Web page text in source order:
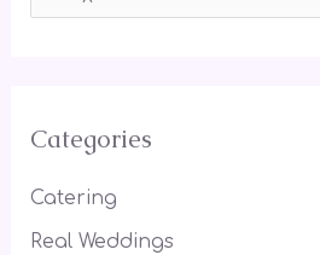
c
h
f
Categories
Catering
Real Weddings